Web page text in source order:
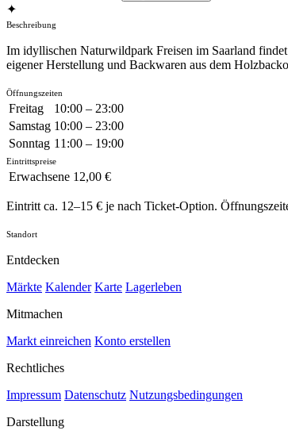
✦
Beschreibung
Im idyllischen Naturwildpark Freisen im Saarland
eigener Herstellung und Backwaren aus dem
Öffnungszeiten
Freitag
10:00 – 23:00
Samstag 10:00 – 23:00
Sonntag 11:00 – 19:00
Eintrittspreise
Erwachsene 12,00 €
Eintritt ca. 12–15 € je nach Ticket-Option.
Standort
Entdecken
Märkte Kalender Karte Lagerleben
Mitmachen
Markt einreichen Konto erstellen
Rechtliches
Impressum Datenschutz Nutzungsbedingungen
Darstellung